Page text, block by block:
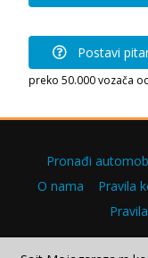
Postavi
preko 50.000 vozača
Pronađi
O nama
Pravila